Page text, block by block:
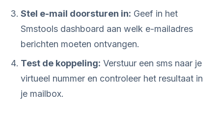
Stel e-mail doorsturen in: Geef in het
Smstools dashboard aan welk e-mailadres
berichten moeten ontvangen.
Test de koppeling: Verstuur een sms naar je
virtueel nummer en controleer het resultaat in
je mailbox.